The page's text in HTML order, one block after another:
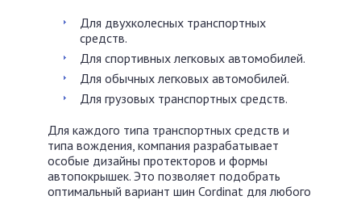
Для двухколесных транспортных
средств.
Для спортивных легковых автомобилей.
Для обычных легковых автомобилей.
Для грузовых транспортных средств.
Для каждого типа транспортных средств и
типа вождения, компания разрабатывает
особые дизайны протекторов и формы
автопокрышек. Это позволяет подобрать
оптимальный вариант шин Cordinat для любого